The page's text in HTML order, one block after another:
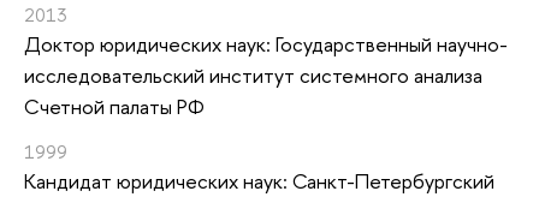
2013
Доктор юридических наук: Государственный научно-
исследовательский институт системного анализа
Счетной палаты РФ
1999
Кандидат юридических наук: Санкт-Петербургский